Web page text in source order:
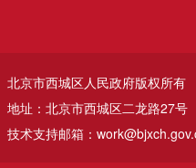
北京市西城区人民政府版权所有
地址：北京市西城区二龙路27号
技术支持邮箱：